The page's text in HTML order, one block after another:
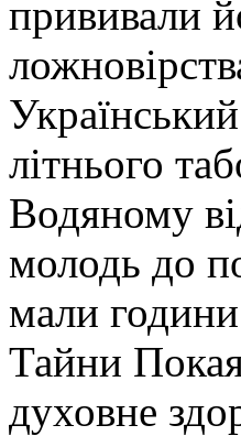
прививали
літнього
Водяному
молодь до
мали
Тайни
духовне